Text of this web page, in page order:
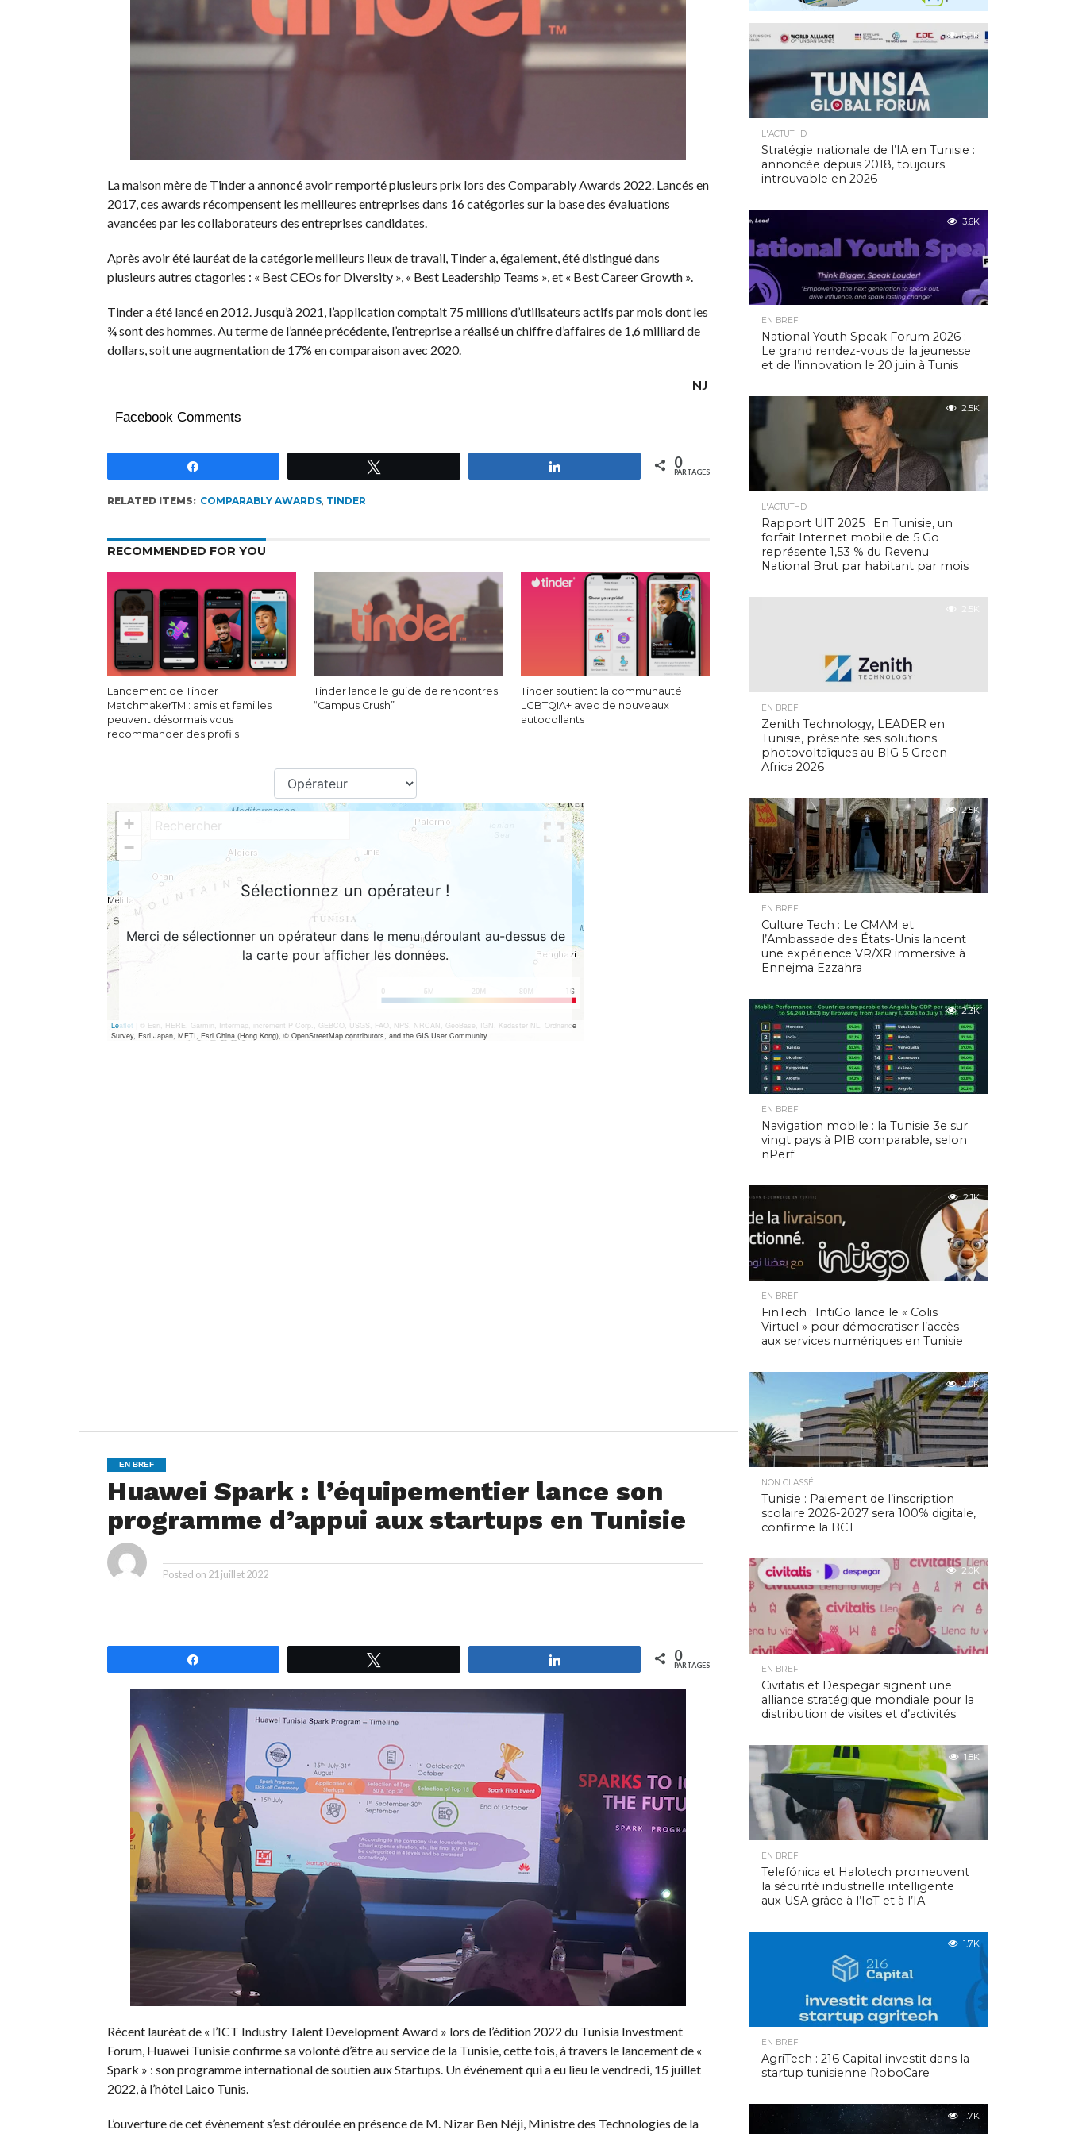
La maison mère de Tinder a annoncé avoir remporté plusieurs prix lors des Comparably Awards 2022. Lancés en
2017, ces awards récompensent les meilleures entreprises dans 16 catégories sur la base des évaluations
avancées par les collaborateurs des entreprises candidates.
Après avoir été lauréat de la catégorie meilleurs lieux de travail, Tinder a, également, été distingué dans
plusieurs autres ctagories : « Best CEOs for Diversity », « Best Leadership Teams », et « Best Career Growth ».
Tinder a été lancé en 2012. Jusqu’à 2021, l’application comptait 75 millions d’utilisateurs actifs par mois dont les
¾ sont des hommes. Au terme de l’année précédente, l’entreprise a réalisé un chiffre d’affaires de 1,6 milliard de
dollars, soit une augmentation de 17% en comparaison avec 2020.
NJ
Facebook Comments
0
PARTAGES
RELATED ITEMS: COMPARABLY AWARDS, TINDER
RECOMMENDED FOR YOU
Lancement de Tinder
MatchmakerTM : amis et familles
peuvent désormais vous
recommander des profils
Tinder lance le guide de rencontres
“Campus Crush”
Tinder soutient la communauté
LGBTQIA+ avec de nouveaux
autocollants
EN BREF
Huawei Spark : l’équipementier lance son
programme d’appui aux startups en Tunisie
Posted on 21 juillet 2022
0
PARTAGES
Récent lauréat de « l’ICT Industry Talent Development Award » lors de l’édition 2022 du Tunisia Investment
Forum, Huawei Tunisie confirme sa volonté d’être au service de la Tunisie, cette fois, à travers le lancement de «
Spark » : son programme international de soutien aux Startups. Un événement qui a eu lieu le vendredi, 15 juillet
2022, à l’hôtel Laico Tunis.
L’ouverture de cet évènement s’est déroulée en présence de M. Nizar Ben Néji, Ministre des Technologies de la
5.0K
L'ACTUTHD
Stratégie nationale de l’IA en Tunisie :
annoncée depuis 2018, toujours
introuvable en 2026
3.6K
EN BREF
National Youth Speak Forum 2026 :
Le grand rendez-vous de la jeunesse
et de l’innovation le 20 juin à Tunis
2.5K
L'ACTUTHD
Rapport UIT 2025 : En Tunisie, un
forfait Internet mobile de 5 Go
représente 1,53 % du Revenu
National Brut par habitant par mois
2.5K
EN BREF
Zenith Technology, LEADER en
Tunisie, présente ses solutions
photovoltaïques au BIG 5 Green
Africa 2026
2.5K
EN BREF
Culture Tech : Le CMAM et
l’Ambassade des États-Unis lancent
une expérience VR/XR immersive à
Ennejma Ezzahra
2.3K
EN BREF
Navigation mobile : la Tunisie 3e sur
vingt pays à PIB comparable, selon
nPerf
2.1K
EN BREF
FinTech : IntiGo lance le « Colis
Virtuel » pour démocratiser l’accès
aux services numériques en Tunisie
2.0K
NON CLASSÉ
Tunisie : Paiement de l’inscription
scolaire 2026-2027 sera 100% digitale,
confirme la BCT
2.0K
EN BREF
Civitatis et Despegar signent une
alliance stratégique mondiale pour la
distribution de visites et d’activités
1.8K
EN BREF
Telefónica et Halotech promeuvent
la sécurité industrielle intelligente
aux USA grâce à l’IoT et à l’IA
1.7K
EN BREF
AgriTech : 216 Capital investit dans la
startup tunisienne RoboCare
1.7K